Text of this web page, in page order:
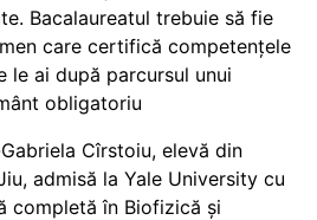
Bacalaureatul trebuie să fie
care certifică competențele
le ai după parcursul unui
obligatoriu
Cîrstoiu, elevă din
admisă la Yale University cu
completă în Biofizică și